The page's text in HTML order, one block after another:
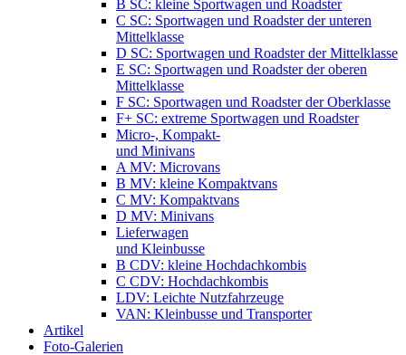
B SC: kleine Sportwagen und Roadster
C SC: Sportwagen und Roadster der unteren
Mittelklasse
D SC: Sportwagen und Roadster der Mittelklasse
E SC: Sportwagen und Roadster der oberen
Mittelklasse
F SC: Sportwagen und Roadster der Oberklasse
F+ SC: extreme Sportwagen und Roadster
Micro-, Kompakt-
und Minivans
A MV: Microvans
B MV: kleine Kompaktvans
C MV: Kompaktvans
D MV: Minivans
Lieferwagen
und Kleinbusse
B CDV: kleine Hochdachkombis
C CDV: Hochdachkombis
LDV: Leichte Nutzfahrzeuge
VAN: Kleinbusse und Transporter
Artikel
Foto-Galerien